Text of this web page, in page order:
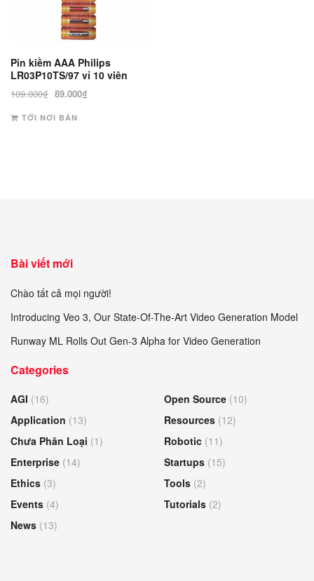
Pin kiềm AAA Philips
LR03P10TS/97 vỉ 10 viên
109.000₫ Giá
là:
89.000₫
TỚI NƠI BÁN
Bài viết mới
Chào tất cả mọi người!
Introducing Veo 3, Our State-Of-The-Art Video Generation Model
Runway ML Rolls Out Gen-3 Alpha for Video Generation
Categories
AGI (16)
Application (13)
Chưa Phân Loại (1)
Enterprise (14)
Ethics (3)
Events (4)
News (13)
Open Source (10)
Resources (12)
Robotic (11)
Startups (15)
Tools (2)
Tutorials (2)